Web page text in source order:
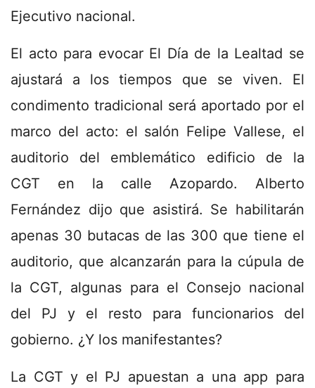
Ejecutivo nacional.
El acto para evocar El Día de la Lealtad se
ajustará a los tiempos que se viven. El
condimento tradicional será aportado por el
marco del acto: el salón Felipe Vallese, el
auditorio del emblemático edificio de la
CGT en la calle Azopardo. Alberto
Fernández dijo que asistirá. Se habilitarán
apenas 30 butacas de las 300 que tiene el
auditorio, que alcanzarán para la cúpula de
la CGT, algunas para el Consejo nacional
del PJ y el resto para funcionarios del
gobierno. ¿Y los manifestantes?
La CGT y el PJ apuestan a una app para